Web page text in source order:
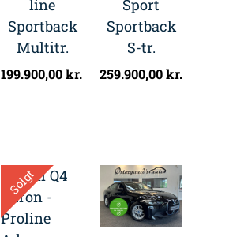
line
Sportback
Multitr.
199.900,00kr.
Sport
Sportback
S-tr.
259.900,00kr.
Solgt